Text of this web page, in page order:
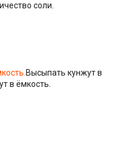
соли.
Высыпать кунжут в
в ёмкость.